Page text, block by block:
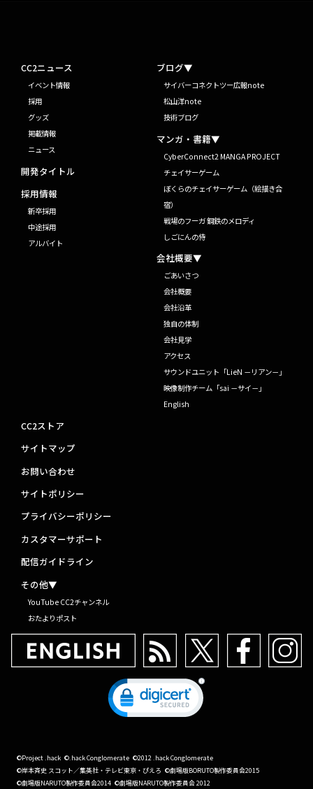
CC2ニュース
イベント情報
採用
グッズ
掲載情報
ニュース
開発タイトル
採用情報
新卒採用
中途採用
アルバイト
ブログ▼
サイバーコネクトツー広報note
松山洋note
技術ブログ
マンガ・書籍▼
CyberConnect2 MANGA PROJECT
チェイサーゲーム
ぼくらのチェイサーゲーム（絵描き合
宿）
戦場のフーガ 鋼鉄のメロディ
しごにんの侍
会社概要▼
ごあいさつ
会社概要
会社沿革
独自の体制
会社見学
アクセス
サウンドユニット「LieN －リアン－」
映像制作チーム「sai －サイ－」
English
CC2ストア
サイトマップ
お問い合わせ
サイトポリシー
プライバシーポリシー
カスタマーサポート
配信ガイドライン
その他▼
YouTube CC2チャンネル
おたよりポスト
©Project .hack ©.hack Conglomerate ©2012 .hack Conglomerate
©岸本斉史 スコット／集英社・テレビ東京・ぴえろ ©劇場版BORUTO製作委員会2015
©劇場版NARUTO製作委員会2014 ©劇場版NARUTO製作委員会 2012